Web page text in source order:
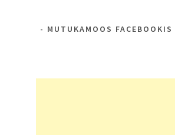
MUTUKAMOOS FACEBOOKIS